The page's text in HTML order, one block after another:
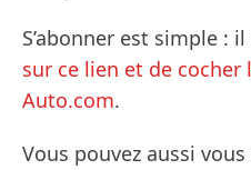
S’abonner est simple :
sur ce lien et de cocher
Auto.com.
Vous pouvez aussi